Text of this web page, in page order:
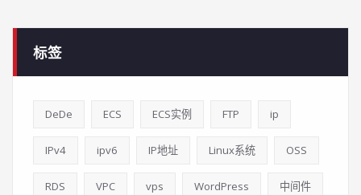
标签
DeDe ECS ECS实例 FTP ip
IPv4 ipv6 IP地址 Linux系统 OSS
RDS VPC vps WordPress 中间件